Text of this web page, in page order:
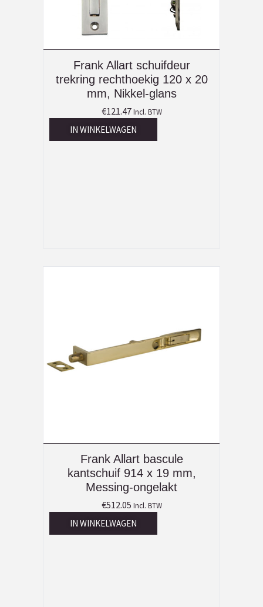
Frank Allart schuifdeur
trekring rechthoekig 120 x 20
mm, Nikkel-glans
€121.47 Incl. BTW
IN WINKELWAGEN
Frank Allart bascule
kantschuif 914 x 19 mm,
Messing-ongelakt
€512.05 Incl. BTW
IN WINKELWAGEN